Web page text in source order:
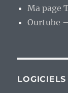
Ma page
Ourtube
LOGICIELS